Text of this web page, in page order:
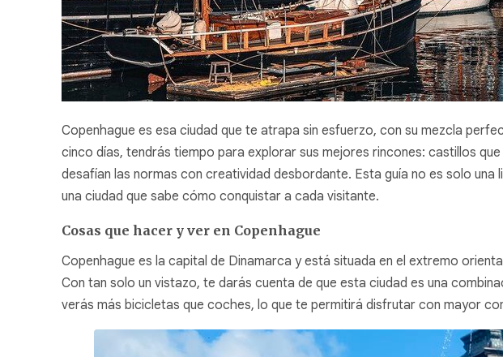
Copenhague es esa ciudad que te atrapa sin esfuerzo, con su mezcla
cinco días, tendrás tiempo para explorar sus mejores rincones: castillos
desafían las normas con creatividad desbordante. Esta guía no es solo una
una ciudad que sabe cómo conquistar a cada visitante.
Cosas que hacer y ver en Copenhague
Copenhague es la capital de Dinamarca y está situada en el extremo
Con tan solo un vistazo, te darás cuenta de que esta ciudad es una
verás más bicicletas que coches, lo que te permitirá disfrutar con mayor